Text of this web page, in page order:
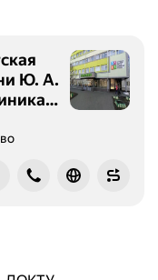
Ю. А.